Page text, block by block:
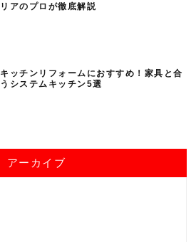
リアのプロが徹底解説
キッチンリフォームにおすすめ！家具と合
うシステムキッチン5選
アーカイブ